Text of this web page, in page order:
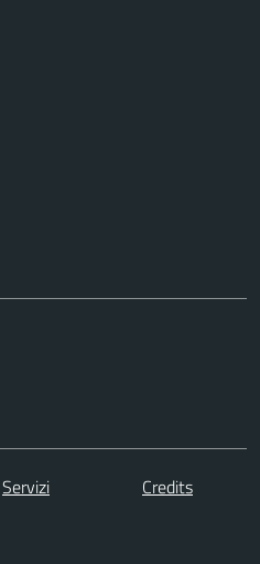
Servizi
Credits